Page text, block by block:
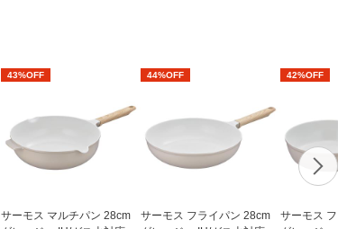
43%OFF
サーモス マルチパン 28cm
44%OFF
サーモス フライパン 28cm
42%OFF
サーモス フラ